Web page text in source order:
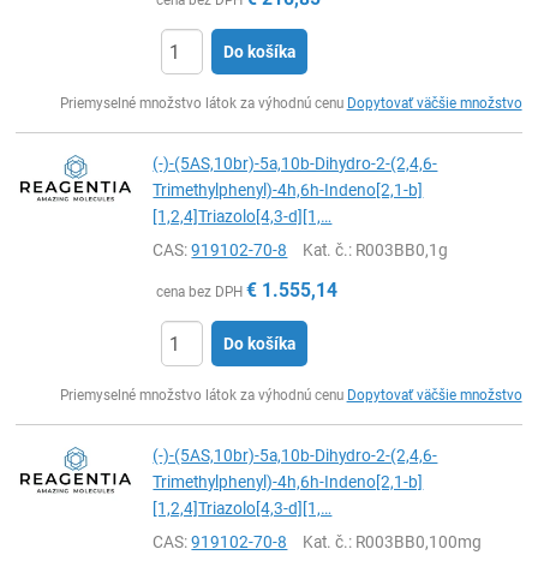
Do košíka
Priemyselné množstvo látok za výhodnú cenu Dopytovať väčšie množstvo
(-)-(5AS,10br)-5a,10b-Dihydro-2-(2,4,6-
Trimethylphenyl)-4h,6h-Indeno[2,1-b]
[1,2,4]Triazolo[4,3-d][1,…
CAS:919102-70-8 Kat. č.: R003BB0,1g
cena bez DPH € 1.555,14
Do košíka
Priemyselné množstvo látok za výhodnú cenu Dopytovať väčšie množstvo
(-)-(5AS,10br)-5a,10b-Dihydro-2-(2,4,6-
Trimethylphenyl)-4h,6h-Indeno[2,1-b]
[1,2,4]Triazolo[4,3-d][1,…
CAS:919102-70-8 Kat. č.: R003BB0,100mg